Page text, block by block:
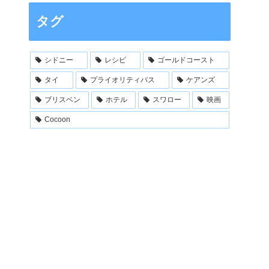
タグ
シドニー レシピ ゴールドコースト
タイ プライオリティパス ケアンズ
ブリスベン ホテル スワロー 映画
Cocoon